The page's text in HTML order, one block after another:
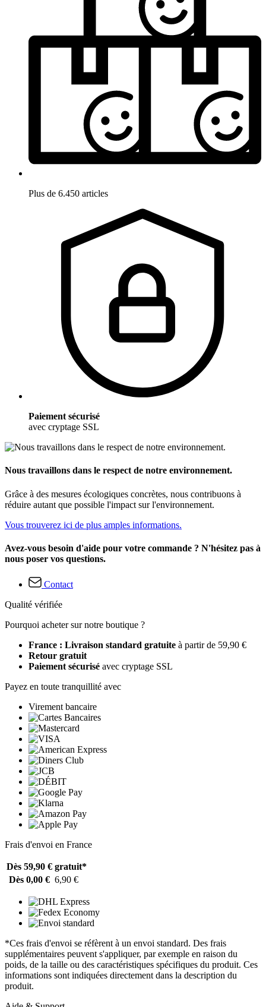
Plus de 6.450 articles
Paiement sécurisé
avec cryptage SSL
Nous travaillons dans le respect de notre environnement.
Grâce à des mesures écologiques concrètes, nous contribuons à
réduire autant que possible l'impact sur l'environnement.
Vous trouverez ici de plus amples informations.
Avez-vous besoin d'aide pour votre commande ? N'hésitez pas à
nous poser vos questions.
Contact
Qualité vérifiée
Pourquoi acheter sur notre boutique ?
France : Livraison standard gratuite à partir de 59,90 €
Retour gratuit
Paiement sécurisé avec cryptage SSL
Payez en toute tranquillité avec
Virement bancaire
Frais d'envoi en France
Dès 59,90 € gratuit*
Dès 0,00 € 6,90 €
*Ces frais d'envoi se réfèrent à un envoi standard. Des frais
supplémentaires peuvent s'appliquer, par exemple en raison du
poids, de la taille ou des caractéristiques spécifiques du produit. Ces
informations sont indiquées directement dans la description du
produit.